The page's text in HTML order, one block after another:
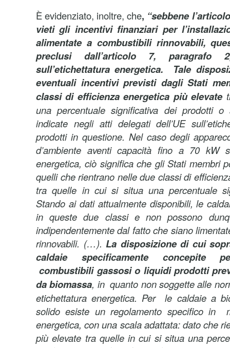
È evidenziato, inoltre, che, “sebbene
vieti gli incentivi finanziari per
alimentate a combustibili rinnovabili,
preclusi dall’articolo 7, paragrafo
sull’etichettatura energetica.
Tale
eventuali incentivi previsti dagli Stati
classi di efficienza energetica più elevate
una percentuale significativa dei prodotti
indicate negli atti delegati dell’UE
prodotti in questione. Nel caso degli
d’ambiente aventi capacità fino a 70 kW
energetica, ciò significa che gli Stati membri
quelli che rientrano nelle due classi di
tra quelle in cui si situa una percentuale
Stando ai dati attualmente disponibili, le
in queste due classi e non possono
indipendentemente dal fatto che siano
rinnovabili. (…). La disposizione di cui
caldaie specificamente concepite
combustibili gassosi o liquidi prodotti
da biomassa, in quanto non soggette alle
etichettatura energetica. Per le caldaie a
solido esiste un regolamento specifico in
energetica, con una scala adattata: dato che
più elevate tra quelle in cui si situa una